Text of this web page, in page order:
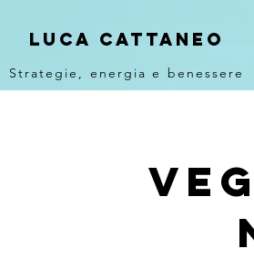
Luca Cattaneo
Strategie, energia e benessere